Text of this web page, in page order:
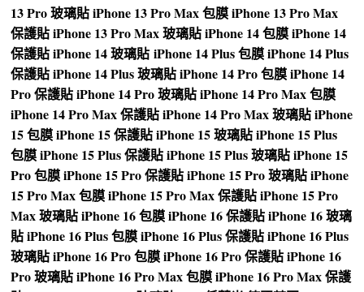
13 Pro 玻璃貼iPhone 13 Pro Max 包膜iPhone 13 Pro Max
保護貼iPhone 13 Pro Max 玻璃貼iPhone 14 包膜iPhone 14
保護貼iPhone 14 玻璃貼iPhone 14 Plus 包膜iPhone 14 Plus
保護貼iPhone 14 Plus 玻璃貼iPhone 14 Pro 包膜iPhone 14
Pro 保護貼iPhone 14 Pro 玻璃貼iPhone 14 Pro Max 包膜
iPhone 14 Pro Max 保護貼iPhone 14 Pro Max 玻璃貼iPhone
15 包膜iPhone 15 保護貼iPhone 15 玻璃貼iPhone 15 Plus
包膜iPhone 15 Plus 保護貼iPhone 15 Plus 玻璃貼iPhone 15
Pro 包膜iPhone 15 Pro 保護貼iPhone 15 Pro 玻璃貼iPhone
15 Pro Max 包膜iPhone 15 Pro Max 保護貼iPhone 15 Pro
Max 玻璃貼iPhone 16 包膜iPhone 16 保護貼iPhone 16 玻璃
貼iPhone 16 Plus 包膜iPhone 16 Plus 保護貼iPhone 16 Plus
玻璃貼iPhone 16 Pro 包膜iPhone 16 Pro 保護貼iPhone 16
Pro 玻璃貼iPhone 16 Pro Max 包膜iPhone 16 Pro Max 保護